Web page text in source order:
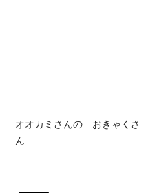
オオカミさんの おきゃくさ
ん